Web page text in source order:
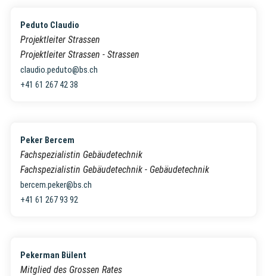
Peduto Claudio
Projektleiter Strassen
Projektleiter Strassen - Strassen
claudio.peduto@bs.ch
+41 61 267 42 38
Peker Bercem
Fachspezialistin Gebäudetechnik
Fachspezialistin Gebäudetechnik - Gebäudetechnik
bercem.peker@bs.ch
+41 61 267 93 92
Pekerman Bülent
Mitglied des Grossen Rates